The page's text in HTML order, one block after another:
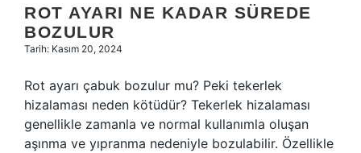
ROT AYARI NE KADAR SÜREDE
BOZULUR
Tarih: Kasım 20, 2024
Rot ayarı çabuk bozulur mu? Peki tekerlek
hizalaması neden kötüdür? Tekerlek hizalaması
genellikle zamanla ve normal kullanımla oluşan
aşınma ve yıpranma nedeniyle bozulabilir. Özellikle